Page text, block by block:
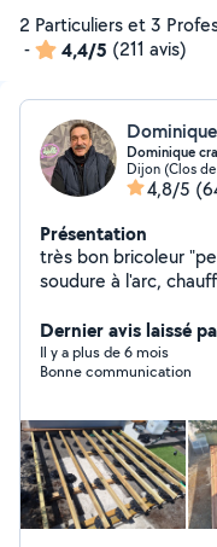
2 Particuliers et 3
-
4,4/5 (211 avis)
Dominique
Dijon (Clos
4,8/5
Présentation
très bon bricoleur
soudure à l'arc,
Dernier avis laissé
Il y a plus de 6 mois
Bonne communication